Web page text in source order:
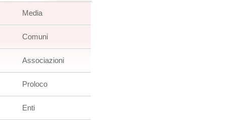
Media
Comuni
Associazioni
Proloco
Enti